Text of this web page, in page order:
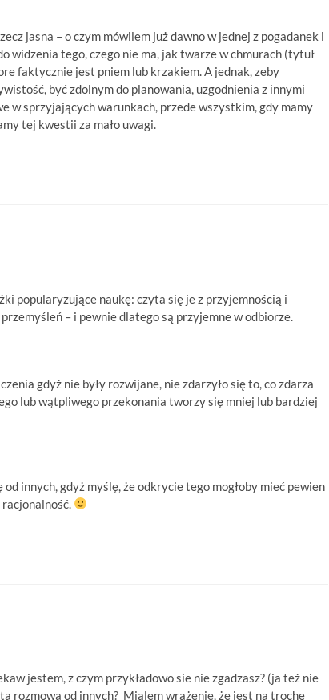
jasna – o czym mówilem już dawno w jednej z pogadanek i
widzenia tego, czego nie ma, jak twarze w chmurach (tytuł
faktycznie jest pniem lub krzakiem. A jednak, zeby
być zdolnym do planowania, uzgodnienia z innymi
w sprzyjających warunkach, przede wszystkim, gdy mamy
tej kwestii za mało uwagi.
popularyzujące naukę: czyta się je z przyjemnością i
– i pewnie dlatego są przyjemne w odbiorze.
gdyż nie były rozwijane, nie zdarzyło się to, co zdarza
lub wątpliwego przekonania tworzy się mniej lub bardziej
innych, gdyż myślę, że odkrycie tego mogłoby mieć pewien
jestem, z czym przykładowo sie nie zgadzasz? (ja też nie
rozmowa od innych? Mialem wrażenie, że jest na trochę